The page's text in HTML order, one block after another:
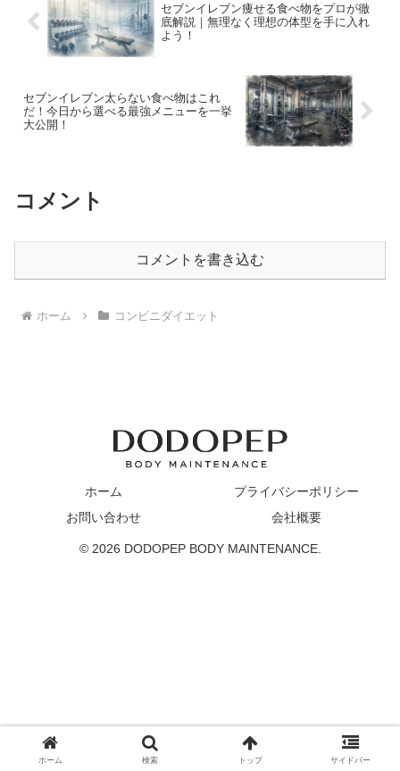
セブンイレブン痩せる食べ物をプロが徹
底解説｜無理なく理想の体型を手に入れ
よう！
セブンイレブン太らない食べ物はこれ
だ！今日から選べる最強メニューを一挙
大公開！
コメント
コメントを書き込む
ホーム コンビニダイエット
ホーム
プライバシーポリシー
お問い合わせ
会社概要
© 2026 DODOPEP BODY MAINTENANCE.
ホーム 検索 トップ サイドバー